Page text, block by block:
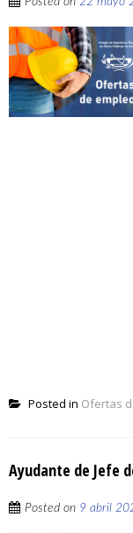
Posted in Ofertas
Ayudante de Jefe
Posted on 9 abril